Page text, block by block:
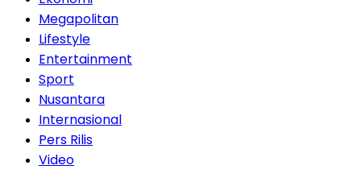
Megapolitan
Lifestyle
Entertainment
Sport
Nusantara
Internasional
Pers Rilis
Video